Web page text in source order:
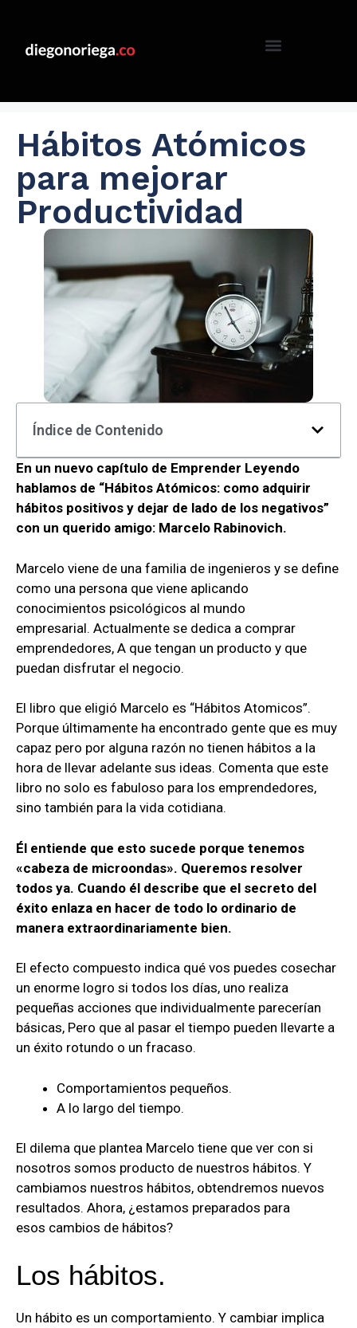
Hábitos Atómicos
para mejorar
Productividad
Índice de Contenido
En un nuevo capítulo de Emprender Leyendo
hablamos de “Hábitos Atómicos: como adquirir
hábitos positivos y dejar de lado de los negativos”
con un querido amigo: Marcelo Rabinovich.
Marcelo viene de una familia de ingenieros y se define
como una persona que viene aplicando
conocimientos psicológicos al mundo
empresarial. Actualmente se dedica a comprar
emprendedores, A que tengan un producto y que
puedan disfrutar el negocio.
El libro que eligió Marcelo es “Hábitos Atomicos”.
Porque últimamente ha encontrado gente que es muy
capaz pero por alguna razón no tienen hábitos a la
hora de llevar adelante sus ideas. Comenta que este
libro no solo es fabuloso para los emprendedores,
sino también para la vida cotidiana.
Él entiende que esto sucede porque tenemos
«cabeza de microondas». Queremos resolver
todos ya. Cuando él describe que el secreto del
éxito enlaza en hacer de todo lo ordinario de
manera extraordinariamente bien.
El efecto compuesto indica qué vos puedes cosechar
un enorme logro si todos los días, uno realiza
pequeñas acciones que individualmente parecerían
básicas, Pero que al pasar el tiempo pueden llevarte a
un éxito rotundo o un fracaso.
Comportamientos pequeños.
A lo largo del tiempo.
El dilema que plantea Marcelo tiene que ver con si
nosotros somos producto de nuestros hábitos. Y
cambiamos nuestros hábitos, obtendremos nuevos
resultados. Ahora, ¿estamos preparados para
esos cambios de hábitos?
Los hábitos.
Un hábito es un comportamiento. Y cambiar implica